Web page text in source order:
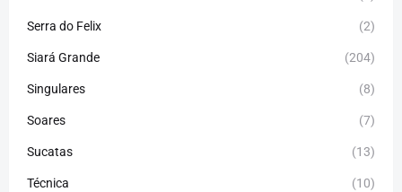
Serra do Felix (2)
Siará Grande (204)
Singulares (8)
Soares (7)
Sucatas (13)
Técnica (10)